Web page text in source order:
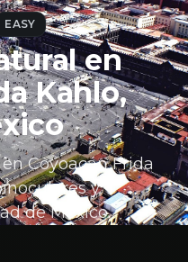
EASY
en
Kahlo,
Coyoacán Frida
y
de México.